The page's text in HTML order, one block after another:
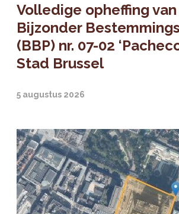
Volledige opheffing
Bijzonder
(BBP) nr. 07-02
Stad Brussel
5 augustus 2026